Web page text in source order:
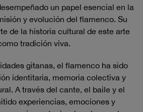
un papel esencial en la
y evolución del flamenco. Su
de la historia cultural de este arte
tradición viva.
gitanas, el flamenco ha sido
identitaria, memoria colectiva y
A través del cante, el baile y el
experiencias, emociones y